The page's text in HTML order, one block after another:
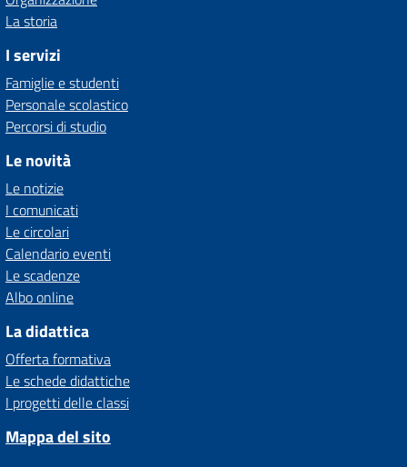
La storia
I servizi
Famiglie e studenti
Personale scolastico
Percorsi di studio
Le novità
Le notizie
I comunicati
Le circolari
Calendario eventi
Le scadenze
Albo online
La didattica
Offerta formativa
Le schede didattiche
I progetti delle classi
Mappa del sito